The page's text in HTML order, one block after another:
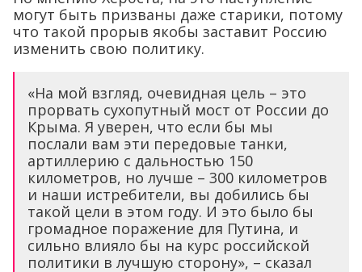
«На мой взгляд, очевидная цель – это
прорвать сухопутный мост от России до
Крыма. Я уверен, что если бы мы
артиллерию с дальностью 150
километров, но лучше – 300 километров
и наши истребители, вы добились бы
такой цели в этом году. И это было бы
громадное поражение для Путина, и
сильно влияло бы на курс российской
политики в лучшую сторону», – сказал
дипломат.